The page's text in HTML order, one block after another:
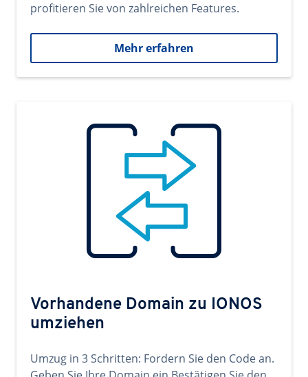
profitieren Sie von zahlreichen Features.
Mehr erfahren
Vorhandene Domain zu IONOS
umziehen
Umzug in 3 Schritten: Fordern Sie den Code an.